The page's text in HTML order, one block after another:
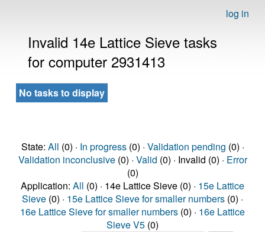
log in
Invalid 14e Lattice Sieve tasks
for computer 2931413
No tasks to display
State: All (0) · In progress(0) · Validation pending (0) ·
Validation inconclusive(0) · Valid (0) · Invalid (0) · Error
(0)
Application: All (0) · 14e Lattice Sieve (0) · 15e Lattice
Sieve (0) · 15e Lattice Sieve for smaller numbers (0) ·
16e Lattice Sieve for smaller numbers (0) · 16e Lattice
Sieve V5 (0)